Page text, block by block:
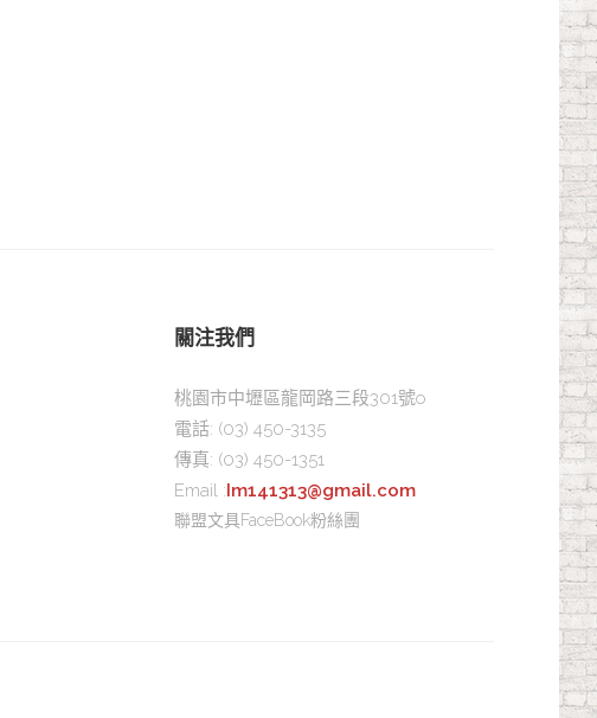
關注我們
桃園市中壢區龍岡路三段301號o
電話: (03) 450-3135
傳真: (03) 450-1351
Email :Im141313@gmail.com
聯盟文具FaceBook粉絲團